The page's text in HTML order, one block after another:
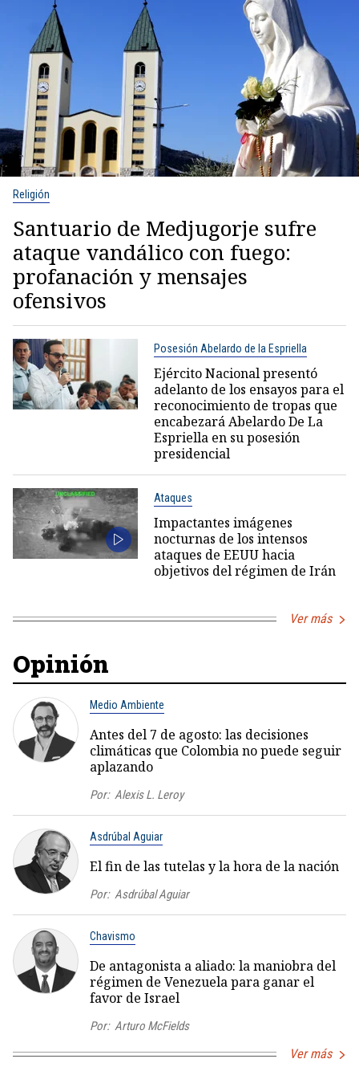
Religión
Santuario de Medjugorje sufre
ataque vandálico con fuego:
profanación y mensajes
ofensivos
Posesión Abelardo de la Espriella
Ejército Nacional presentó
adelanto de los ensayos para el
reconocimiento de tropas que
encabezará Abelardo De La
Espriella en su posesión
presidencial
Ataques
Impactantes imágenes
nocturnas de los intensos
ataques de EEUU hacia
objetivos del régimen de Irán
Ver más
Opinión
Medio Ambiente
Antes del 7 de agosto: las decisiones
climáticas que Colombia no puede seguir
aplazando
Por: Alexis L. Leroy
Asdrúbal Aguiar
El fin de las tutelas y la hora de la nación
Por: Asdrúbal Aguiar
Chavismo
De antagonista a aliado: la maniobra del
régimen de Venezuela para ganar el
favor de Israel
Por: Arturo McFields
Ver más